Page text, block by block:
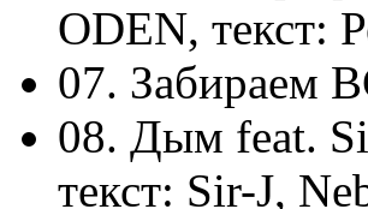
ODEN, текст:
07. Забираем
08. Дым feat.
текст: Sir-J,